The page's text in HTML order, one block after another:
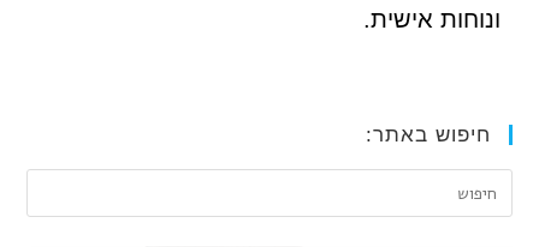
ונוחות אישית.
חיפוש באתר: